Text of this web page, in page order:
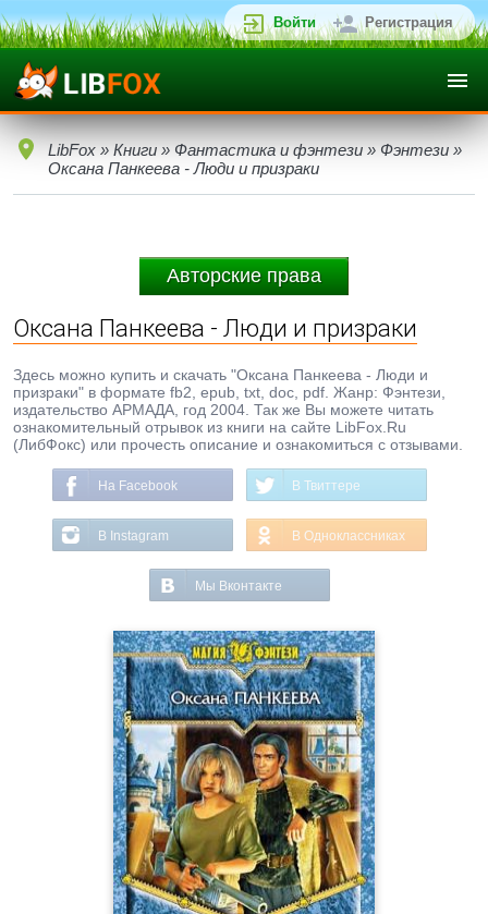
Войти Регистрация
LibFox » Книги » Фантастика и фэнтези » Фэнтези »
Оксана Панкеева - Люди и призраки
Авторские права
Оксана Панкеева - Люди и призраки
Здесь можно купить и скачать "Оксана Панкеева - Люди и
призраки" в формате fb2, epub, txt, doc, pdf. Жанр: Фэнтези,
издательство АРМАДА, год 2004. Так же Вы можете читать
ознакомительный отрывок из книги на сайте LibFox.Ru
(ЛибФокс) или прочесть описание и ознакомиться с отзывами.
На Facebook В Твиттере
В Instagram В Одноклассниках
Мы Вконтакте